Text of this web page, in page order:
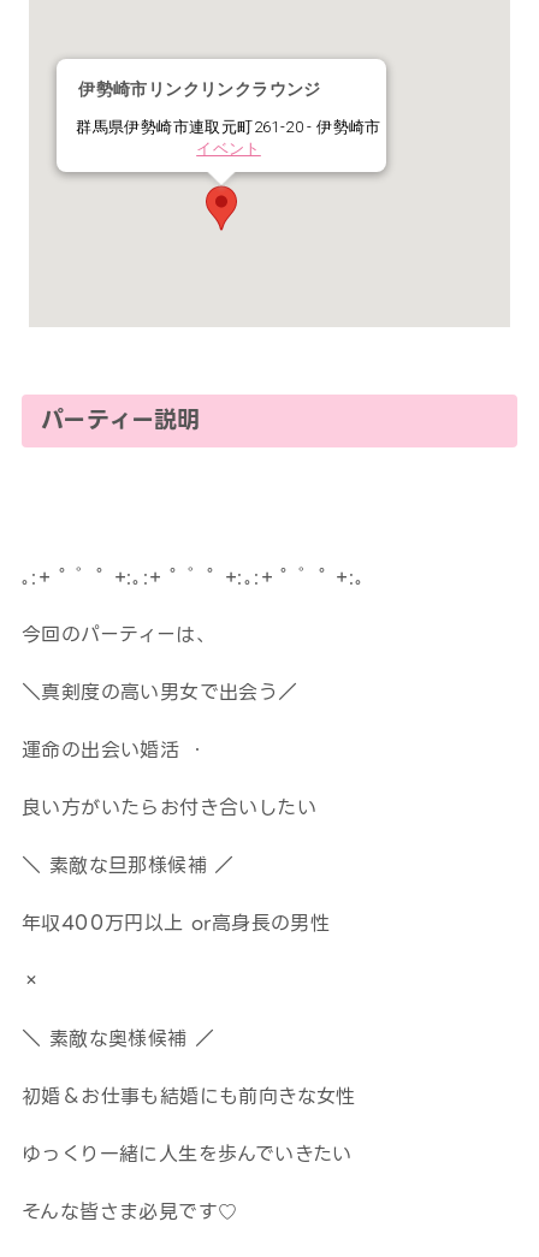
伊勢崎市リンクリンクラウンジ
群馬県伊勢崎市連取元町261-20 - 伊勢崎市
イベント
パーティー説明
｡:+ ﾟ ゜ﾟ +:｡:+ ﾟ ゜ﾟ +:｡:+ ﾟ ゜ﾟ +:｡
今回のパーティーは、
＼真剣度の高い男女で出会う／
運命の出会い婚活 ・
良い方がいたらお付き合いしたい
＼ 素敵な旦那様候補 ／
年収400万円以上 or高身長の男性
×
＼ 素敵な奥様候補 ／
初婚＆お仕事も結婚にも前向きな女性
ゆっくり一緒に人生を歩んでいきたい
そんな皆さま必見です♡